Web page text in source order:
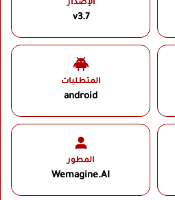
الإصدار
v3.7
المتطلبات
android
المطور
Wemagine.AI‏